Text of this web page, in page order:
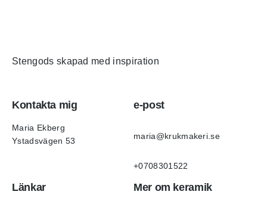
Stengods skapad med inspiration
Kontakta mig
Maria Ekberg
Ystadsvägen 53
e-post
maria@krukmakeri.se
+0708301522
Länkar Mer om keramik